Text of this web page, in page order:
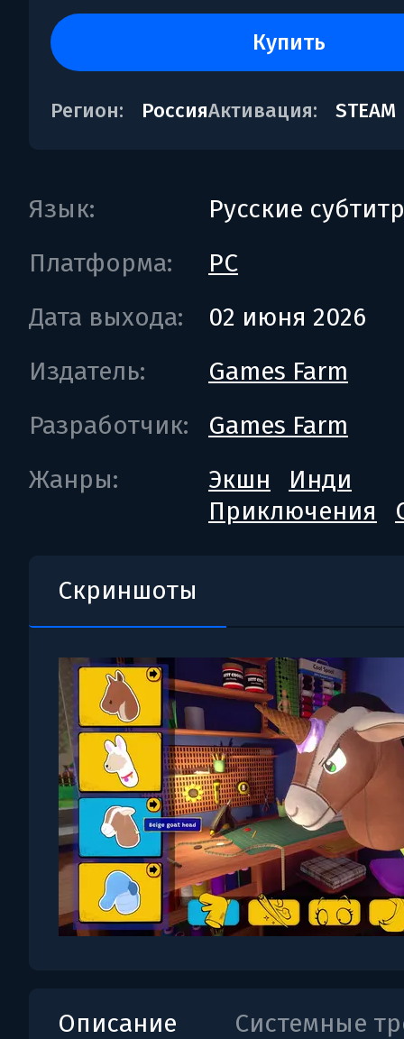
купить
Регион: РоссияАктивация: STEAM
Язык:
Русские
Платформа:
PC
Дата выхода:
02 июня 2026
Издатель:
Games Farm
Разработчик:
Games Farm
Жанры:
Экшн
Инди
Приключения
Скриншоты
Описание Системные